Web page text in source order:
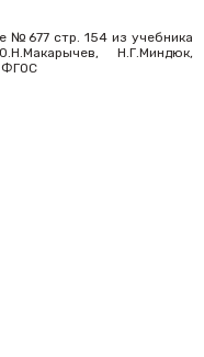
№677 стр. 154 из учебника
Н.Г.Миндюк,
ФГОС